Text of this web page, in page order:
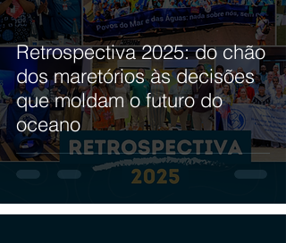
Retrospectiva 2025: do chão
dos maretórios às decisões
que moldam o futuro do
oceano